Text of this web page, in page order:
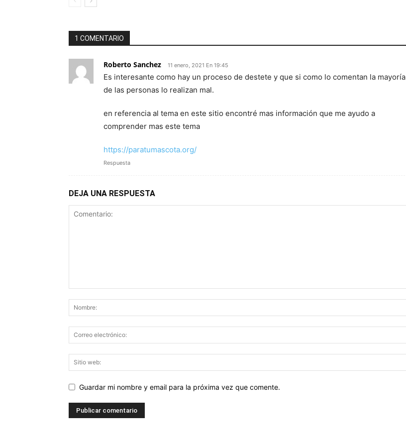
1 COMENTARIO
Roberto Sanchez 11 enero, 2021 En 19:45
Es interesante como hay un proceso de destete y que si como lo comentan la mayoría
de las personas lo realizan mal.
en referencia al tema en este sitio encontré mas información que me ayudo a
comprender mas este tema
https://paratumascota.org/
Respuesta
DEJA UNA RESPUESTA
Guardar mi nombre y email para la próxima vez que comente.